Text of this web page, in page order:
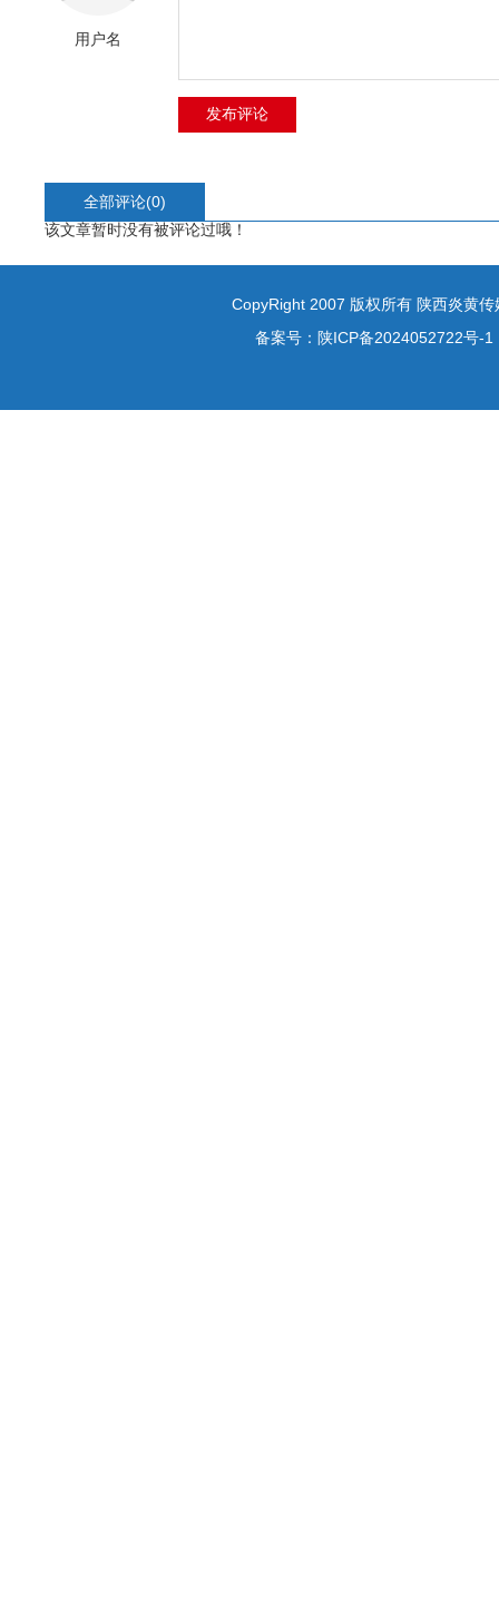
用户名
全部评论(0)
该文章暂时没有被评论过哦！
CopyRight 2007 版权所有 陕西炎黄传
备案号： 陕ICP备2024052722号-1